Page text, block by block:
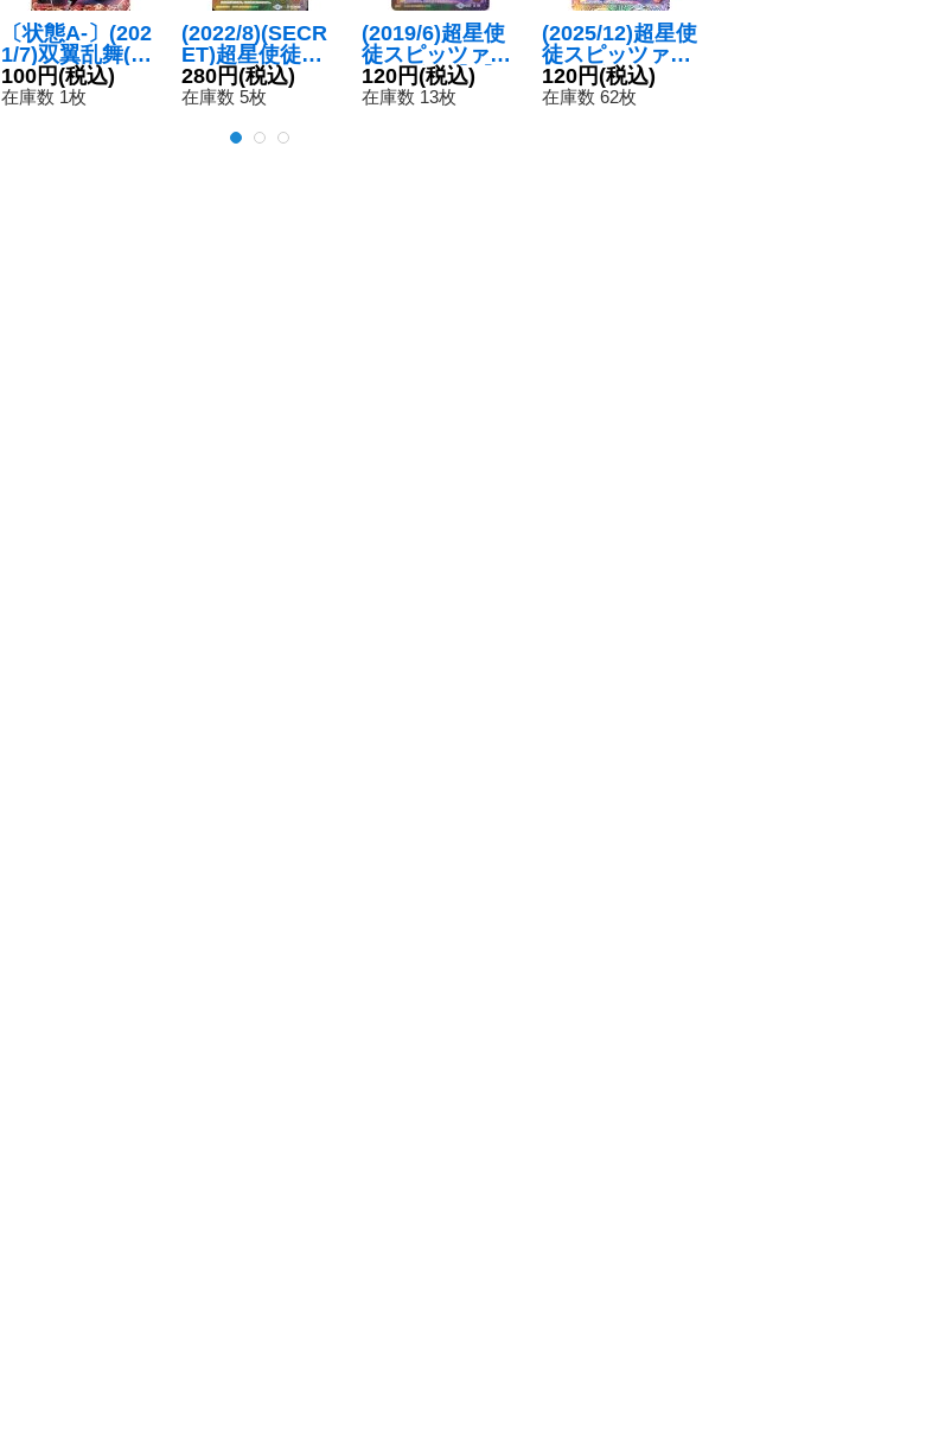
〔状態A-〕(202
1/7)双翼乱舞(シ
ナンジュイラス
ト)【C】{SD06-
100円(税込)
在庫数 1枚
(2022/8)(SECR
ET)超星使徒ス
ピッツァードラ
ゴン【X】{SD5
280円(税込)
在庫数 5枚
(2019/6)超星使
徒スピッツァー
ドラゴン【X】
{SD51-X03}
120円(税込)
在庫数 13枚
(2025/12)超星使
徒スピッツァー
ドラゴン(BSC5
0収録)【X】{SD
120円(税込)
在庫数 62枚